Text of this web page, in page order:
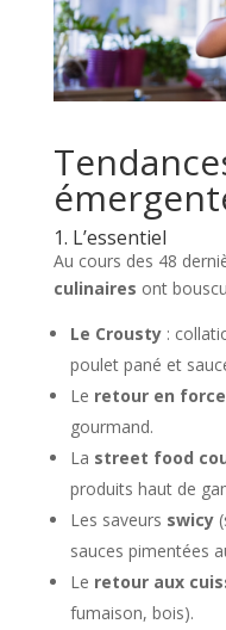
1. L’essentiel
Au cours des 48
culinaires ont
Le Crousty:
poulet pané et
Le retour en
gourmand.
La street food
produits haut de
Les saveurs swicy
sauces pimentées
Le retour aux
fumaison, bois).